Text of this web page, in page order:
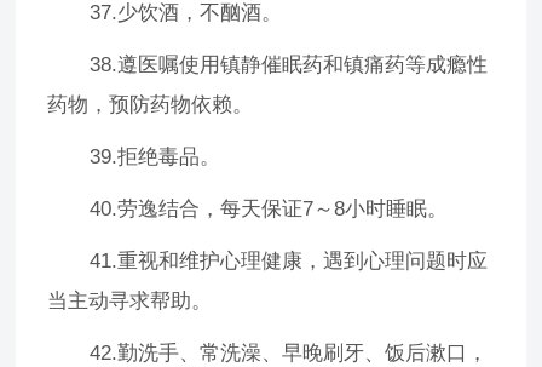
37.少饮酒，不酗酒。
38.遵医嘱使用镇静催眠药和镇痛药等成瘾性
药物，预防药物依赖。
39.拒绝毒品。
40.劳逸结合，每天保证7～8小时睡眠。
41.重视和维护心理健康，遇到心理问题时应
当主动寻求帮助。
42.勤洗手、常洗澡、早晚刷牙、饭后漱口，